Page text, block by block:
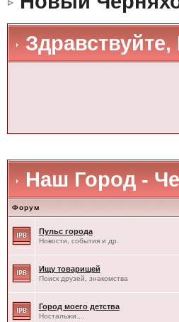
Наш Город -
Форум
Пульс города
Новости, события и др.
Ищу товарищей
Поиск друзей, знакомства
Город моего детства
Ностальжи....